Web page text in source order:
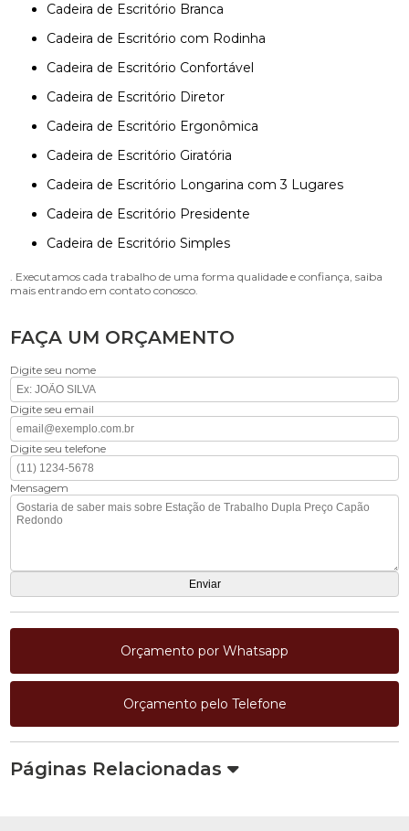
Cadeira de Escritório Branca
Cadeira de Escritório com Rodinha
Cadeira de Escritório Confortável
Cadeira de Escritório Diretor
Cadeira de Escritório Ergonômica
Cadeira de Escritório Giratória
Cadeira de Escritório Longarina com 3 Lugares
Cadeira de Escritório Presidente
Cadeira de Escritório Simples
. Executamos cada trabalho de uma forma qualidade e confiança, saiba
mais entrando em contato conosco.
FAÇA UM ORÇAMENTO
Digite seu nome
Digite seu email
Digite seu telefone
Mensagem
Orçamento por Whatsapp
Orçamento pelo Telefone
Páginas Relacionadas